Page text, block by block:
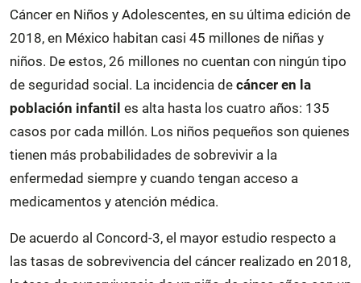
Cáncer en Niños y Adolescentes, en su última edición de
2018, en México habitan casi 45 millones de niñas y
niños. De estos, 26 millones no cuentan con ningún tipo
de seguridad social. La incidencia de cáncer en la
población infantil es alta hasta los cuatro años: 135
casos por cada millón. Los niños pequeños son quienes
tienen más probabilidades de sobrevivir a la
enfermedad siempre y cuando tengan acceso a
medicamentos y atención médica.
De acuerdo al Concord-3, el mayor estudio respecto a
las tasas de sobrevivencia del cáncer realizado en 2018,